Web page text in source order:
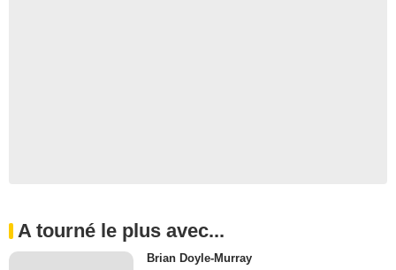
A tourné le plus avec...
Brian Doyle-Murray